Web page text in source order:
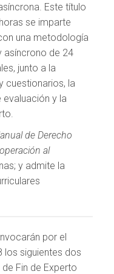
Este título
se imparte
una metodología
asíncrono de 24
junto a la
cuestionarios, la
y la
de Derecho
al
y admite la
por el
los siguientes dos
Fin de Experto